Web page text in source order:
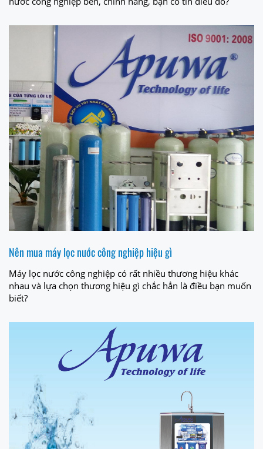
Nên mua máy lọc nước công nghiệp hiệu gì
Máy lọc nước công nghiệp có rất nhiều thương hiệu khác
nhau và lựa chọn thương hiệu gì chắc hẳn là điều bạn muốn
biết?